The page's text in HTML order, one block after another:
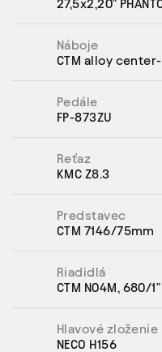
27,5x2,20"
Náboje
CTM alloy
Pedále
FP-873ZU
Reťaz
KMC Z8.3
Predstavec
CTM 7146/75mm
Riadidlá
CTM N04M, 680/
Hlavové zloženie
NECO H156